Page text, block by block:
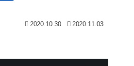
2020.10.30 2020.11.03